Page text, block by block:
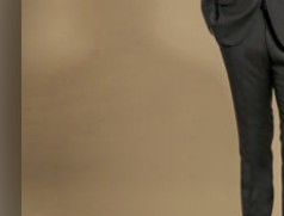
ダ
ー
ス
ダ
ー
ス